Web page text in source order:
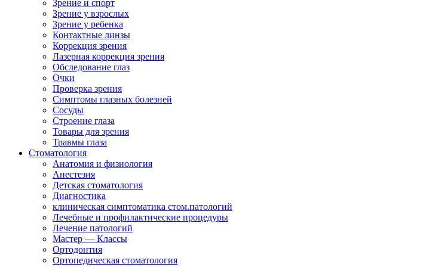
Зрение и спорт
Зрение у взрослых
Зрение у ребенка
Контактные линзы
Коррекция зрения
Лазерная коррекция зрения
Обследование глаз
Очки
Проверка зрения
Симптомы глазных болезней
Сосуды
Строение глаза
Товары для зрения
Травмы глаза
Стоматология
Анатомия и физиология
Анестезия
Детская стоматология
Диагностика
клиническая симптоматика стом.патологий
Лечебные и профилактические процедуры
Лечение патологий
Мастер — Классы
Ортодонтия
Ортопедическая стоматология